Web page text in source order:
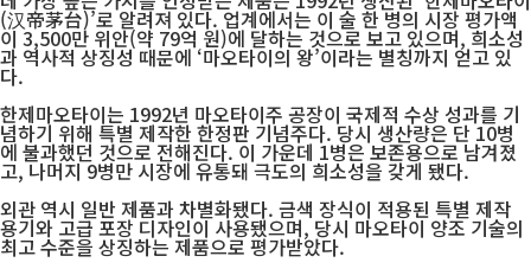
(汉帝茅台)’로 알려져 있다. 업계에서는 이 술 한 병의 시장 평가액
이 3,500만 위안(약 79억 원)에 달하는 것으로 보고 있으며, 희소성
과 역사적 상징성 때문에 ‘마오타이의 왕’이라는 별칭까지 얻고 있
다.
한제마오타이는 1992년 마오타이주 공장이 국제적 수상 성과를 기
념하기 위해 특별 제작한 한정판 기념주다. 당시 생산량은 단 10병
에 불과했던 것으로 전해진다. 이 가운데 1병은 보존용으로 남겨졌
고, 나머지 9병만 시장에 유통돼 극도의 희소성을 갖게 됐다.
외관 역시 일반 제품과 차별화됐다. 금색 장식이 적용된 특별 제작
용기와 고급 포장 디자인이 사용됐으며, 당시 마오타이 양조 기술의
최고 수준을 상징하는 제품으로 평가받았다.